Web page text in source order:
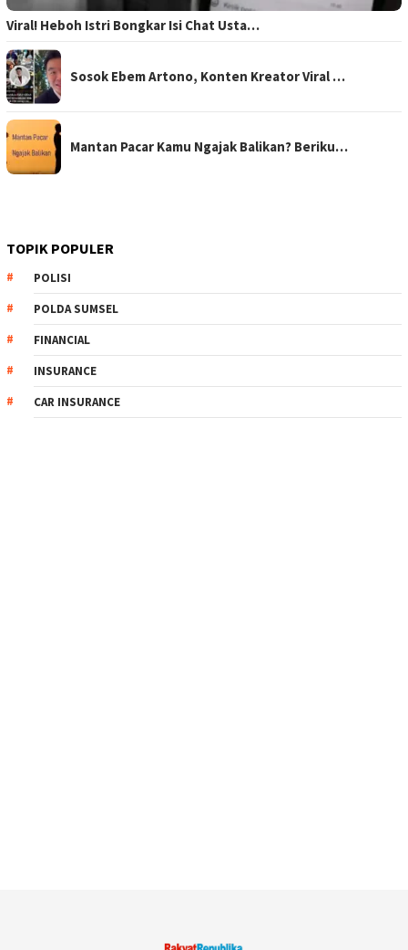
Viral! Heboh Istri Bongkar Isi Chat Usta…
Sosok Ebem Artono, Konten Kreator Viral …
Mantan Pacar Kamu Ngajak Balikan? Beriku…
TOPIK POPULER
POLISI
POLDA SUMSEL
FINANCIAL
INSURANCE
CAR INSURANCE